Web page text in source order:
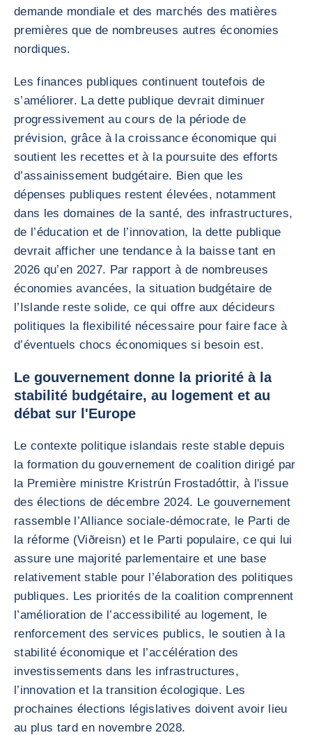
demande mondiale et des marchés des matières
premières que de nombreuses autres économies
nordiques.
Les finances publiques continuent toutefois de
s’améliorer. La dette publique devrait diminuer
progressivement au cours de la période de
prévision, grâce à la croissance économique qui
soutient les recettes et à la poursuite des efforts
d’assainissement budgétaire. Bien que les
dépenses publiques restent élevées, notamment
dans les domaines de la santé, des infrastructures,
de l’éducation et de l’innovation, la dette publique
devrait afficher une tendance à la baisse tant en
2026 qu’en 2027. Par rapport à de nombreuses
économies avancées, la situation budgétaire de
l’Islande reste solide, ce qui offre aux décideurs
politiques la flexibilité nécessaire pour faire face à
d’éventuels chocs économiques si besoin est.
Le gouvernement donne la priorité à la
stabilité budgétaire, au logement et au
débat sur l'Europe
Le contexte politique islandais reste stable depuis
la formation du gouvernement de coalition dirigé par
la Première ministre Kristrún Frostadóttir, à l'issue
des élections de décembre 2024. Le gouvernement
rassemble l’Alliance sociale-démocrate, le Parti de
la réforme (Viðreisn) et le Parti populaire, ce qui lui
assure une majorité parlementaire et une base
relativement stable pour l’élaboration des politiques
publiques. Les priorités de la coalition comprennent
l’amélioration de l’accessibilité au logement, le
renforcement des services publics, le soutien à la
stabilité économique et l’accélération des
investissements dans les infrastructures,
l’innovation et la transition écologique. Les
prochaines élections législatives doivent avoir lieu
au plus tard en novembre 2028.